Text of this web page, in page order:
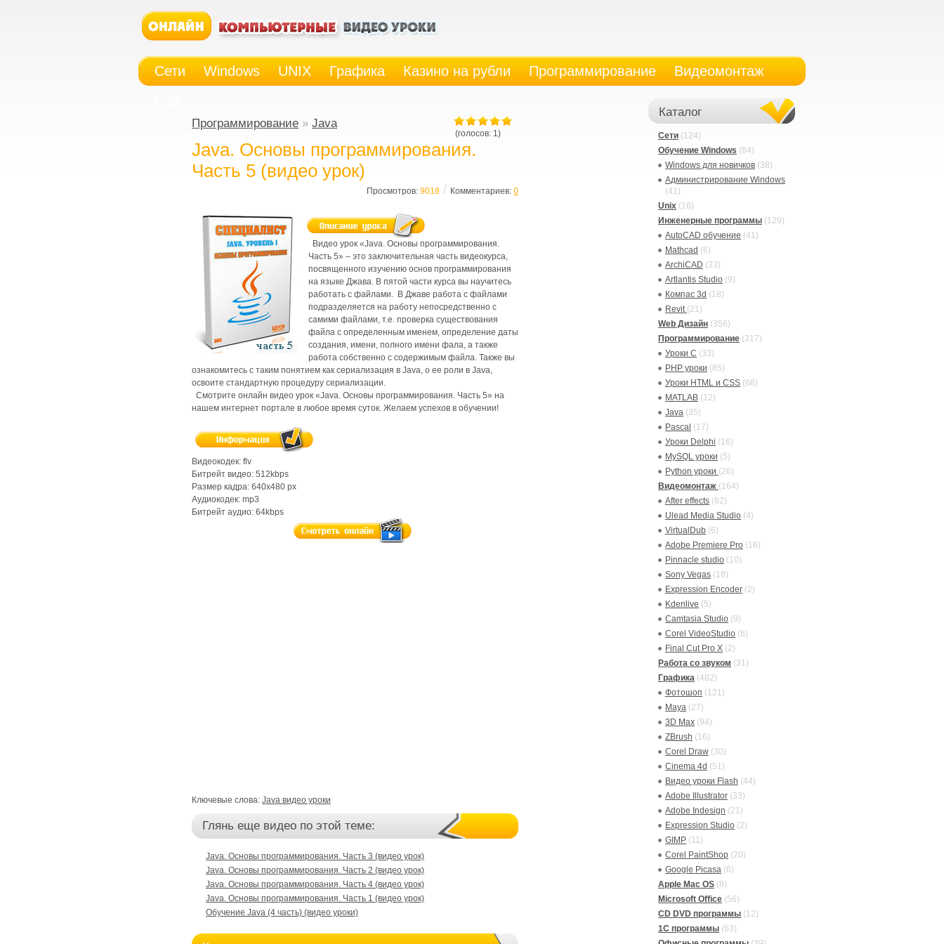
Сети Windows UNIX Графика Казино на рубли Программирование
Видеомонтаж
Программирование » Java
(голосов: 1)
Java. Основы программирования.
Часть 5 (видео урок)
Просмотров: 9018 / Комментариев: 0
Видео урок «Java. Основы программирования.
Часть 5» – это заключительная часть видеокурса,
посвященного изучению основ программирования
на языке Джава. В пятой части курса вы научитесь
работать с файлами. В Джаве работа с файлами
подразделяется на работу непосредственно с
самими файлами, т.е. проверка существования
файла с определенным именем, определение даты
создания, имени, полного имени фала, а также
работа собственно с содержимым файла. Также вы
ознакомитесь с таким понятием как сериализация в Java, о ее роли в Java,
освоите стандартную процедуру сериализации.
Смотрите онлайн видео урок «Java. Основы программирования. Часть 5» на
нашем интернет портале в любое время суток. Желаем успехов в обучении!
Видеокодек: flv
Битрейт видео: 512kbps
Размер кадра: 640x480 px
Аудиокодек: mp3
Битрейт аудио: 64kbps
Ключевые слова: Java видео уроки
Глянь еще видео по этой теме:
Java. Основы программирования. Часть 3 (видео урок)
Java. Основы программирования. Часть 2 (видео урок)
Java. Основы программирования. Часть 4 (видео урок)
Java. Основы программирования. Часть 1 (видео урок)
Обучение Java (4 часть) (видео уроки)
Каталог
Сети (124)
Обучение Windows (84)
Windows для новичков (38)
Администрирование Windows
(41)
Unix (16)
Инженерные программы (129)
AutoCAD обучение (41)
Mathcad (6)
ArchiCAD (33)
Artlantis Studio (9)
Компас 3d (18)
Revit (21)
Web Дизайн (356)
Программирование (317)
Уроки C (33)
PHP уроки (85)
Уроки HTML и CSS (68)
MATLAB (12)
Java (35)
Pascal (17)
Уроки Delphi (16)
MySQL уроки (5)
Python уроки (26)
Видеомонтаж (164)
After effects (82)
Ulead Media Studio (4)
VirtualDub (6)
Adobe Premiere Pro (16)
Pinnacle studio (10)
Sony Vegas (18)
Expression Encoder (2)
Kdenlive (5)
Camtasia Studio (9)
Corel VideoStudio (6)
Final Cut Pro X (2)
Работа со звуком (31)
Графика (482)
Фотошоп (121)
Maya (27)
3D Max (94)
ZBrush (16)
Corel Draw (30)
Cinema 4d (51)
Видео уроки Flash (44)
Adobe Illustrator (33)
Adobe Indesign (21)
Expression Studio (2)
GIMP (11)
Corel PaintShop (20)
Google Picasa (6)
Apple Mac OS (8)
Microsoft Office (56)
CD DVD программы (12)
1C программы (63)